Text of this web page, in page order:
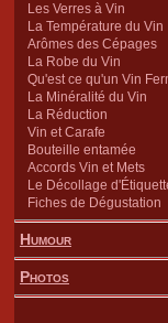
Les Verres à Vin
La Température du Vin
Arômes des Cépages
La Robe du Vin
Qu'est ce qu'un Vin
La Minéralité du Vin
La Réduction
Vin et Carafe
Bouteille entamée
Accords Vin et Mets
Le Décollage
Fiches de Dégustation
Humour
Photos